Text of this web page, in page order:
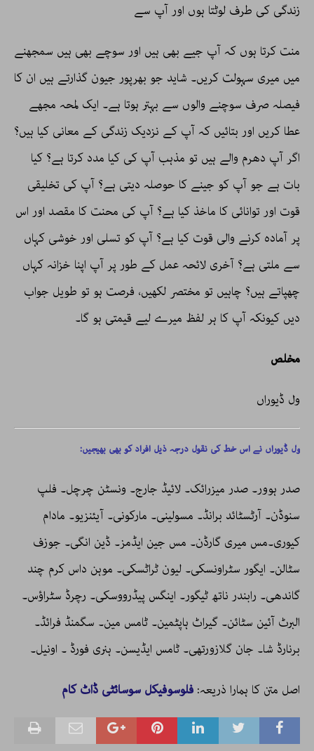
زندگی کی طرف لوٹتا ہوں اور آپ سے
منت کرتا ہوں کہ آپ جیے بھی ہیں اور سوچے بھی ہیں سمجھنے
میں میری سہولت کریں۔ شاید جو بھرپور جیون گذارتے ہیں ان کا
فیصلہ صرف سوچنے والوں سے بہتر ہوتا ہے۔ ایک لمحہ مجھے
عطا کریں اور بتائیں کہ آپ کے نزدیک زندگی کے معانی کیا ہیں؟
اگر آپ دھرم والے ہیں تو مذہب آپ کی کیا مدد کرتا ہے؟ کیا
بات ہے جو آپ کو جینے کا حوصلہ دیتی ہے؟ آپ کی تخلیقی
قوت اور توانائی کا ماخذ کیا ہے؟ آپ کی محنت کا مقصد اور اس
پر آمادہ کرنے والی قوت کیا ہے؟ آپ کو تسلی اور خوشی کہاں
سے ملتی ہے؟ آخری لائحہ عمل کے طور پر آپ اپنا خزانہ کہاں
چھپاتے ہیں؟ چاہیں تو مختصر لکھیں، فرصت ہو تو طویل جواب
دیں کیونکہ آپ کا ہر لفظ میرے لیے قیمتی ہو گا۔
مخلص
ول ڈیوراں
ول ڈیوراں نے اس خط کی نقول درجہ ذیل افراد کو بھی بھیجیں:
صدر ہوور۔ صدر میزرائک۔ لائیڈ جارج۔ ونسٹن چرچل۔ فلپ
سنوڈن۔ آرٹسٹائد برانڈ۔ مسولینی۔ مارکونی۔ آیئنزیو۔ مادام
کیوری۔مس میری گارڈن۔ مس جین ایڈمز۔ ڈین انگی۔ جوزف
سٹالن۔ ایگور سٹراونسکی۔ لیون ٹراٹسکی۔ موہن داس کرم چند
گاندھی۔ رابندر ناتھ ٹیگور۔ اینگس پیڈرووسکی۔ رچرڈ سٹراؤس۔
البرٹ آئین سٹائن۔ گیراٹ ہاپٹمین۔ ٹامس مین۔ سگمنڈ فرائڈ۔
برنارڈ شا۔ جان گلازورتھی۔ ٹامس ایڈیسن۔ ہنری فورڈ ۔ اونیل۔
اصل متن کا ہمارا ذریعہ: فلوسوفیکل سوسائٹی ڈاٹ کام